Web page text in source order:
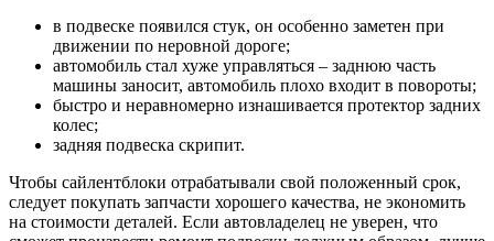
в подвеске появился стук, он особенно заметен при
движении по неровной дороге;
автомобиль стал хуже управляться – заднюю часть
машины заносит, автомобиль плохо входит в повороты;
быстро и неравномерно изнашивается протектор задних
колес;
задняя подвеска скрипит.
Чтобы сайлентблоки отрабатывали свой положенный срок,
следует покупать запчасти хорошего качества, не экономить
на стоимости деталей. Если автовладелец не уверен, что